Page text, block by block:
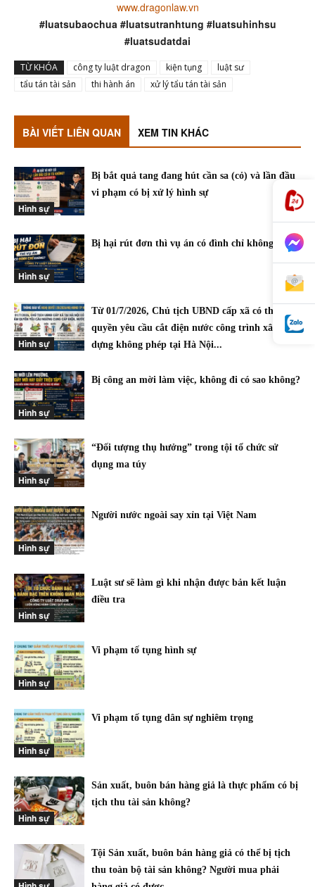
www.dragonlaw.vn
#luatsubaochua #luatsutranhtung #luatsuhinhsu
#luatsudatdai
TỪ KHÓA công ty luật dragon kiện tụng
luật sư
tẩu tán tài sản
thi hành án xử lý tẩu tán tài sản
BÀI VIẾT LIÊN QUAN XEM TIN KHÁC
Hình sự
Bị bắt quả tang đang hút cần sa (cỏ) và lần đầu
vi phạm có bị xử lý hình sự
Hình sự
Bị hại rút đơn thì vụ án có đình chỉ không?
Hình sự
Từ 01/7/2026, Chủ tịch UBND cấp xã có thẩm
quyền yêu cầu cắt điện nước công trình xây
dựng không phép tại Hà Nội...
Hình sự
Bị công an mời làm việc, không đi có sao không?
Hình sự
“Đối tượng thụ hưởng” trong tội tổ chức sử
dụng ma túy
Hình sự
Người nước ngoài say xỉn tại Việt Nam
Hình sự
Luật sư sẽ làm gì khi nhận được bản kết luận
điều tra
Hình sự
Vi phạm tố tụng hình sự
Hình sự
Vi phạm tố tụng dân sự nghiêm trọng
Hình sự
Sản xuất, buôn bán hàng giả là thực phẩm có bị
tịch thu tài sản không?
Tội Sản xuất, buôn bán hàng giả có thể bị tịch
thu toàn bộ tài sản không? Người mua phải